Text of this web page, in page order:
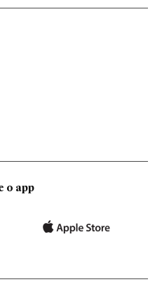
o app